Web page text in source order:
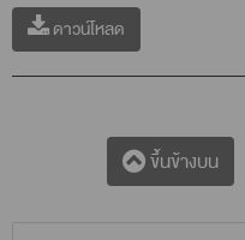
ดาวน์โหลด
ขึ้นข้างบน